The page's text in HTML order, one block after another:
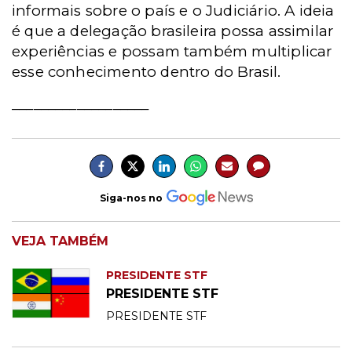
informais sobre o país e o Judiciário. A ideia
é que a delegação brasileira possa assimilar
experiências e possam também multiplicar
esse conhecimento dentro do Brasil.
Siga-nos no
VEJA TAMBÉM
PRESIDENTE STF
PRESIDENTE STF
PRESIDENTE STF